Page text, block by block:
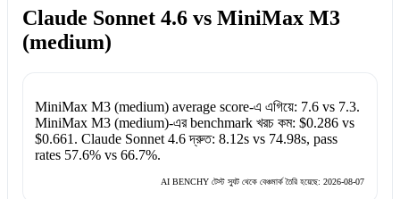
Claude Sonnet 4.6 vs MiniMax M3
(medium)
MiniMax M3 (medium)average score-এ এগিয়ে: 7.6vs 7.3.
MiniMax M3 (medium)-এর benchmark খরচ কম: $0.286vs
$0.661 . Claude Sonnet 4.6দ্রুত: 8.12svs 74.98s, pass
rates 57.6%vs 66.7%.
AI BENCHY টেস্ট স্যুট থেকে বেঞ্চমার্ক তৈরি হয়েছে: 2026-08-07